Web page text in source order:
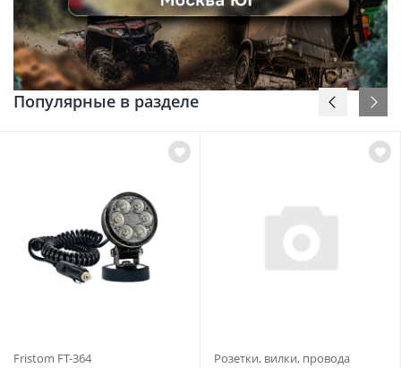
Популярные в разделе
Fristom FT-364
Розетки, вилки, провода